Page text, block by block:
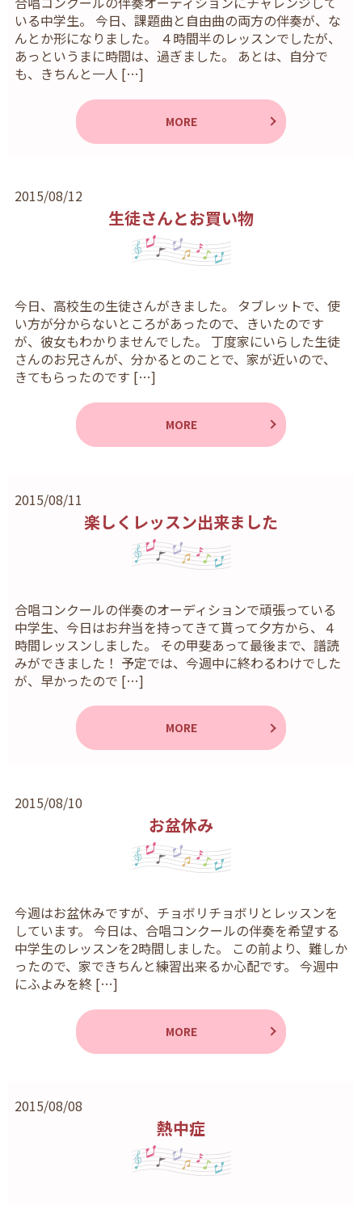
いる中学生。 今日、課題曲と自由曲の両方の伴奏が、な
んとか形になりました。 ４時間半のレッスンでしたが、
あっというまに時間は、過ぎました。 あとは、自分で
も、きちんと一人 […]
MORE
2015/08/12
生徒さんとお買い物
今日、高校生の生徒さんがきました。 タブレットで、使
い方が分からないところがあったので、きいたのです
が、彼女もわかりませんでした。 丁度家にいらした生徒
さんのお兄さんが、分かるとのことで、家が近いので、
きてもらったのです […]
MORE
2015/08/11
楽しくレッスン出来ました
合唱コンクールの伴奏のオーディションで頑張っている
中学生、今日はお弁当を持ってきて貰って夕方から、４
時間レッスンしました。 その甲斐あって最後まで、譜読
みができました！ 予定では、今週中に終わるわけでした
が、早かったので […]
MORE
2015/08/10
お盆休み
今週はお盆休みですが、チョボリチョボリとレッスンを
しています。 今日は、合唱コンクールの伴奏を希望する
中学生のレッスンを2時間しました。 この前より、難しか
ったので、家できちんと練習出来るか心配です。 今週中
にふよみを終 […]
MORE
2015/08/08
熱中症